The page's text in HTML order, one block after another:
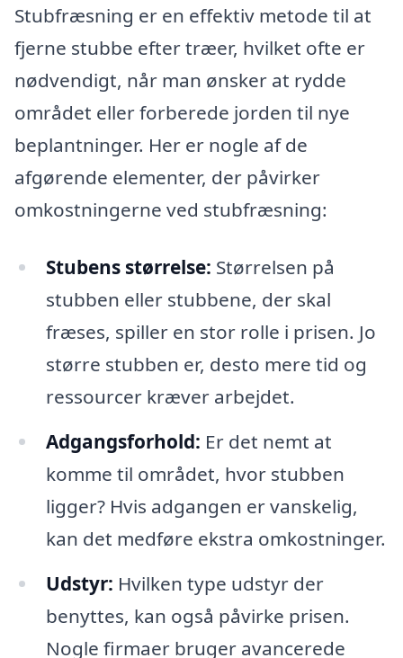
Stubfræsning er en effektiv metode til at
fjerne stubbe efter træer, hvilket ofte er
nødvendigt, når man ønsker at rydde
området eller forberede jorden til nye
beplantninger. Her er nogle af de
afgørende elementer, der påvirker
omkostningerne ved stubfræsning:
Stubens størrelse: Størrelsen på
stubben eller stubbene, der skal
fræses, spiller en stor rolle i prisen. Jo
større stubben er, desto mere tid og
ressourcer kræver arbejdet.
Adgangsforhold: Er det nemt at
komme til området, hvor stubben
ligger? Hvis adgangen er vanskelig,
kan det medføre ekstra omkostninger.
Udstyr: Hvilken type udstyr der
benyttes, kan også påvirke prisen.
Nogle firmaer bruger avancerede